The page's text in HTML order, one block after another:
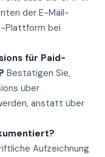
der E-Mail-
Plattform bei
für Paid-
Bestätigen Sie,
über
anstatt über
Aufzeichnung